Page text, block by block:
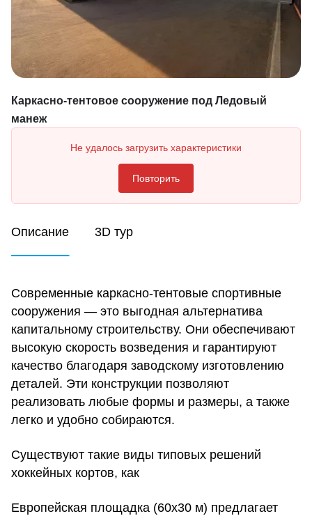
Каркасно-тентовое сооружение под Ледовый
манеж
Не удалось загрузить характеристики
Повторить
Описание 3D тур
Современные каркасно-тентовые спортивные
сооружения — это выгодная альтернатива
капитальному строительству. Они обеспечивают
высокую скорость возведения и гарантируют
качество благодаря заводскому изготовлению
деталей. Эти конструкции позволяют
реализовать любые формы и размеры, а также
легко и удобно собираются.
Существуют такие виды типовых решений
хоккейных кортов, как
Европейская площадка (60х30 м) предлагает